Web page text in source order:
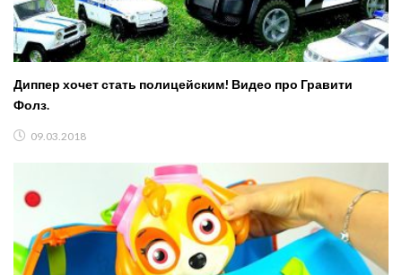
Диппер хочет стать полицейским! Видео про Гравити
Фолз.
09.03.2018